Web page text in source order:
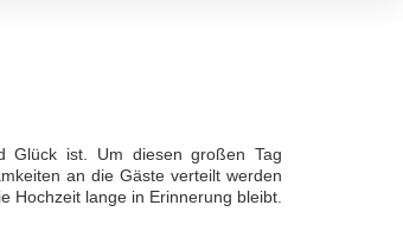
Glück ist. Um diesen großen Tag
an die Gäste verteilt werden
Hochzeit lange in Erinnerung bleibt.
bieten eine Vielzahl an